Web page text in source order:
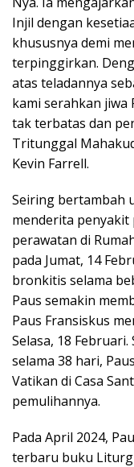
Injil dengan
khususnya demi
terpinggirkan.
atas teladannya
kami serahkan jiwa
tak terbatas dan
Tritunggal
Kevin Farrell.
Seiring bertambah
menderita penyakit
perawatan di
pada Jumat, 14
bronkitis selama
Paus semakin
Paus Fransiskus
Selasa, 18
selama 38 hari,
Vatikan di Casa
pemulihannya.
Pada April 2024,
terbaru buku